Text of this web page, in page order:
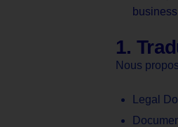
1.
Nous
Legal